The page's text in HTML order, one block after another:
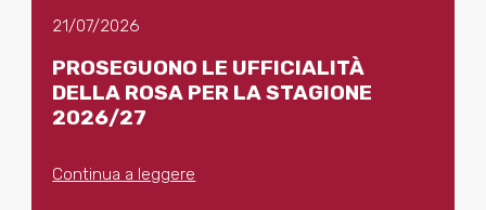
21/07/2026
PROSEGUONO LE UFFICIALITÀ
DELLA ROSA PER LA STAGIONE
2026/27
Continua a leggere